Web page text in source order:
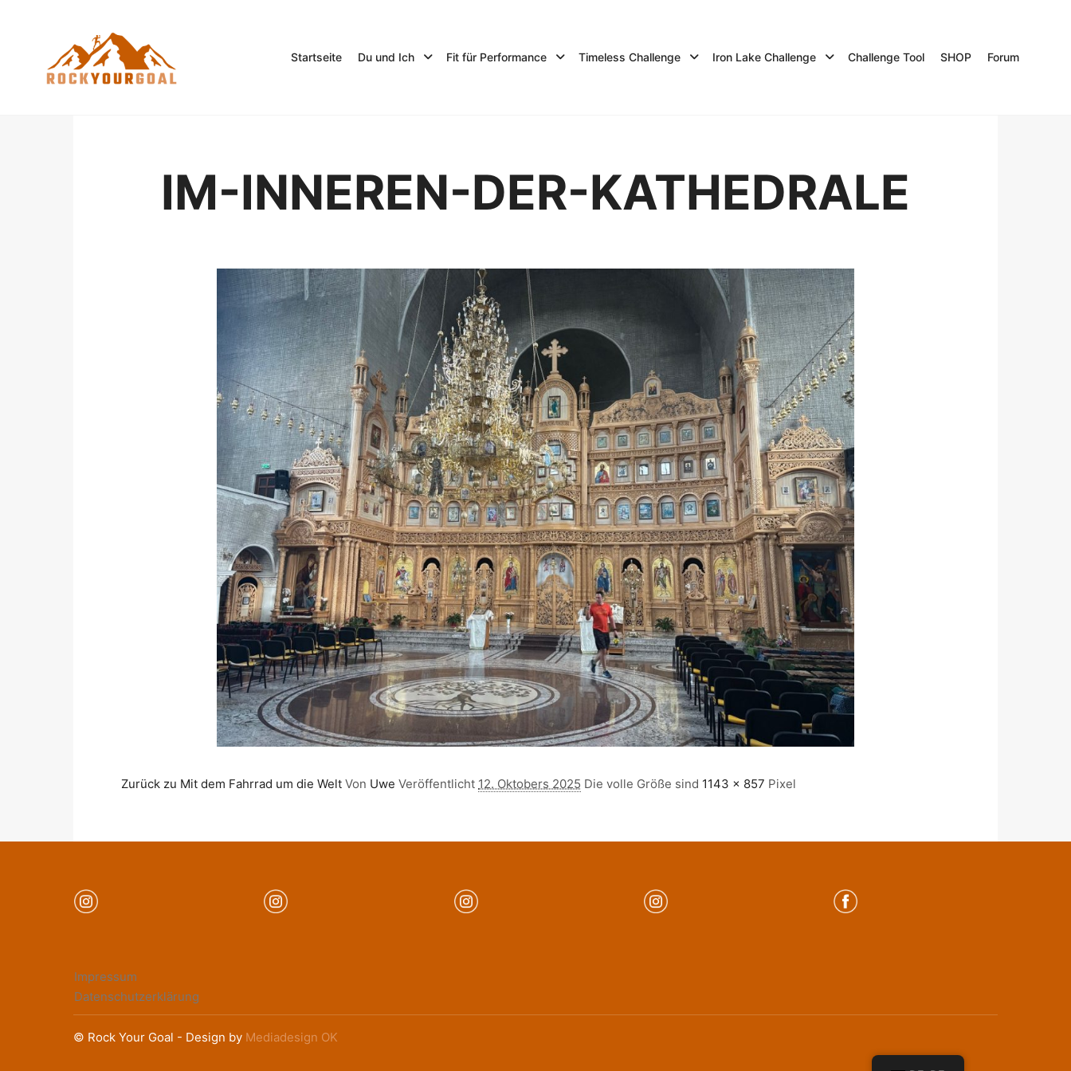
Startseite Du und Ich Fit für Performance Timeless Challenge Iron Lake Challenge Challenge Tool SHOP Forum
IM-INNEREN-DER-KATHEDRALE
Zurück zu Mit dem Fahrrad um die Welt Von Uwe Veröffentlicht 12. Oktobers 2025 Die volle Größe sind 1143 × 857 Pixel
Impressum
Datenschutzerklärung
© Rock Your Goal - Design by Mediadesign OK